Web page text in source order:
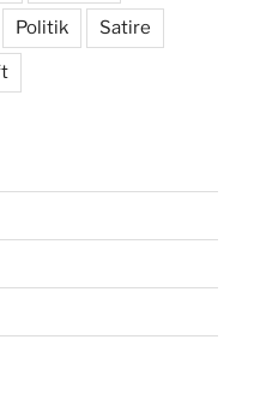
Politik Satire